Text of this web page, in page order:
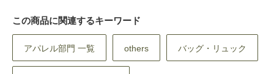
この商品に関連するキーワード
アパレル部門 一覧 others バッグ・リュック